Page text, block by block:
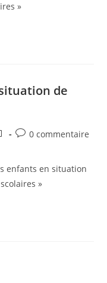
publication :
»
de
Commentaires
publication :
0 commentaire
enfants en situation
»